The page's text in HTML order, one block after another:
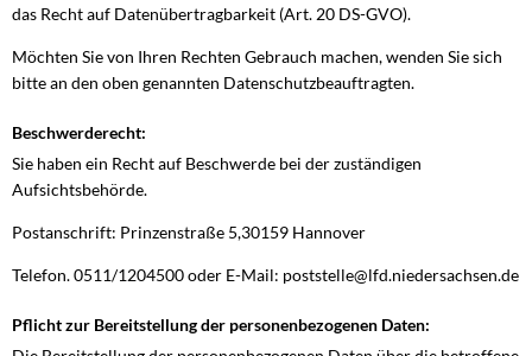
das Recht auf Datenübertragbarkeit (Art. 20 DS-GVO).
Möchten Sie von Ihren Rechten Gebrauch machen, wenden Sie sich
bitte an den oben genannten Datenschutzbeauftragten.
Beschwerderecht:
Sie haben ein Recht auf Beschwerde bei der zuständigen
Aufsichtsbehörde.
Postanschrift: Prinzenstraße 5,30159 Hannover
Telefon. 0511/1204500 oder E-Mail: poststelle@lfd.niedersachsen.de
Pflicht zur Bereitstellung der personenbezogenen Daten: